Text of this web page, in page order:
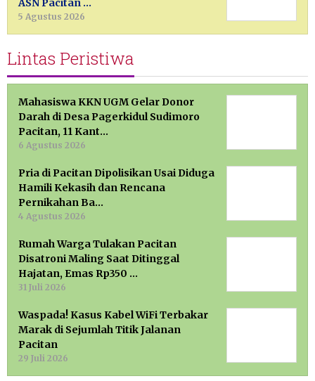
ASN Pacitan …
5 Agustus 2026
Lintas Peristiwa
Mahasiswa KKN UGM Gelar Donor
Darah di Desa Pagerkidul Sudimoro
Pacitan, 11 Kant…
6 Agustus 2026
Pria di Pacitan Dipolisikan Usai Diduga
Hamili Kekasih dan Rencana
Pernikahan Ba…
4 Agustus 2026
Rumah Warga Tulakan Pacitan
Disatroni Maling Saat Ditinggal
Hajatan, Emas Rp350 …
31 Juli 2026
Waspada! Kasus Kabel WiFi Terbakar
Marak di Sejumlah Titik Jalanan
Pacitan
29 Juli 2026